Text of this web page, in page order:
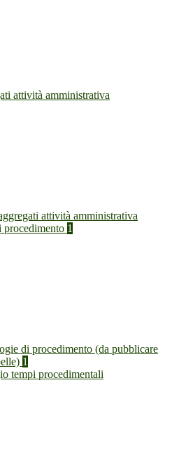
attività amministrativa
attività amministrativa
1
di procedimento (da pubblicare
1
tempi procedimentali